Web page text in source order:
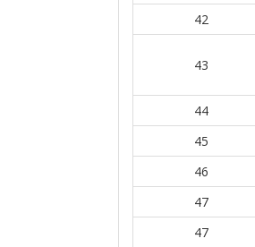
42
43
44
45
46
47
47